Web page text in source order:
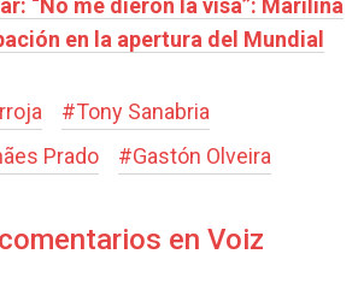
“No me dieron la visa”: Marilina
en la apertura del Mundial
#Tony Sanabria
Prado #Gastón Olveira
en Voiz